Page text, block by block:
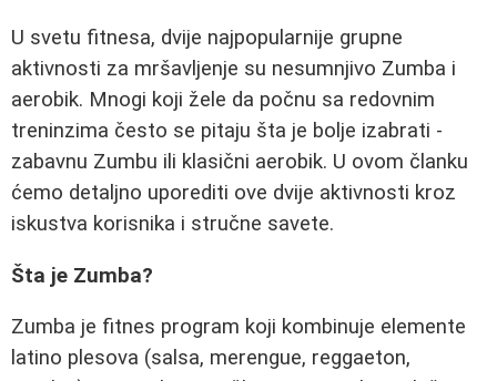
U svetu fitnesa, dvije najpopularnije grupne
aktivnosti za mršavljenje su nesumnjivo Zumba i
aerobik. Mnogi koji žele da počnu sa redovnim
treninzima često se pitaju šta je bolje izabrati -
zabavnu Zumbu ili klasični aerobik. U ovom članku
ćemo detaljno uporediti ove dvije aktivnosti kroz
iskustva korisnika i stručne savete.
Šta je Zumba?
Zumba je fitnes program koji kombinuje elemente
latino plesova (salsa, merengue, reggaeton,